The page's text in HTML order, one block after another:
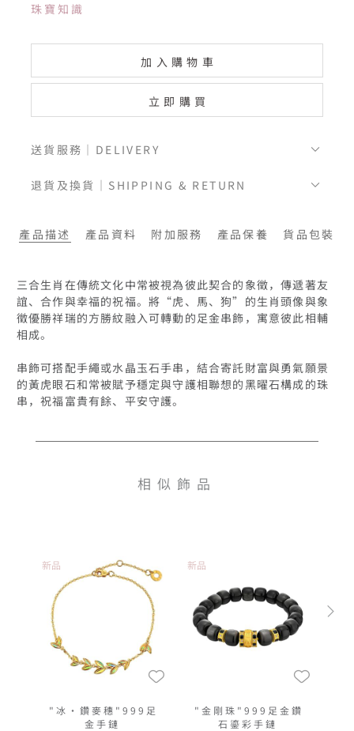
珠寶知識
加入購物車
立即購買
送貨服務｜DELIVERY
退貨及換貨｜SHIPPING & RETURN
產品描述 產品資料 附加服務 產品保養 貨品包裝
三合生肖在傳統文化中常被視為彼此契合的象徵，傳遞著友
誼、合作與幸福的祝福。將“虎、馬、狗”的生肖頭像與象
徵優勝祥瑞的方勝紋融入可轉動的足金串飾，寓意彼此相輔
相成。
串飾可搭配手繩或水晶玉石手串，結合寄託財富與勇氣願景
的黃虎眼石和常被賦予穩定與守護相聯想的黑曜石構成的珠
串，祝福富貴有餘、平安守護。
相似飾品
新品
"冰‧鑽麥穗"999足
金手鏈
新品
"金剛珠"999足金鑽
石鎏彩手鏈